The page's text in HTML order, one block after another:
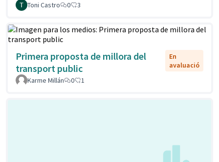
Toni Castro
0 3
Primera proposta de millora del
transport public
En
avaluació
Karme Millán
0 1